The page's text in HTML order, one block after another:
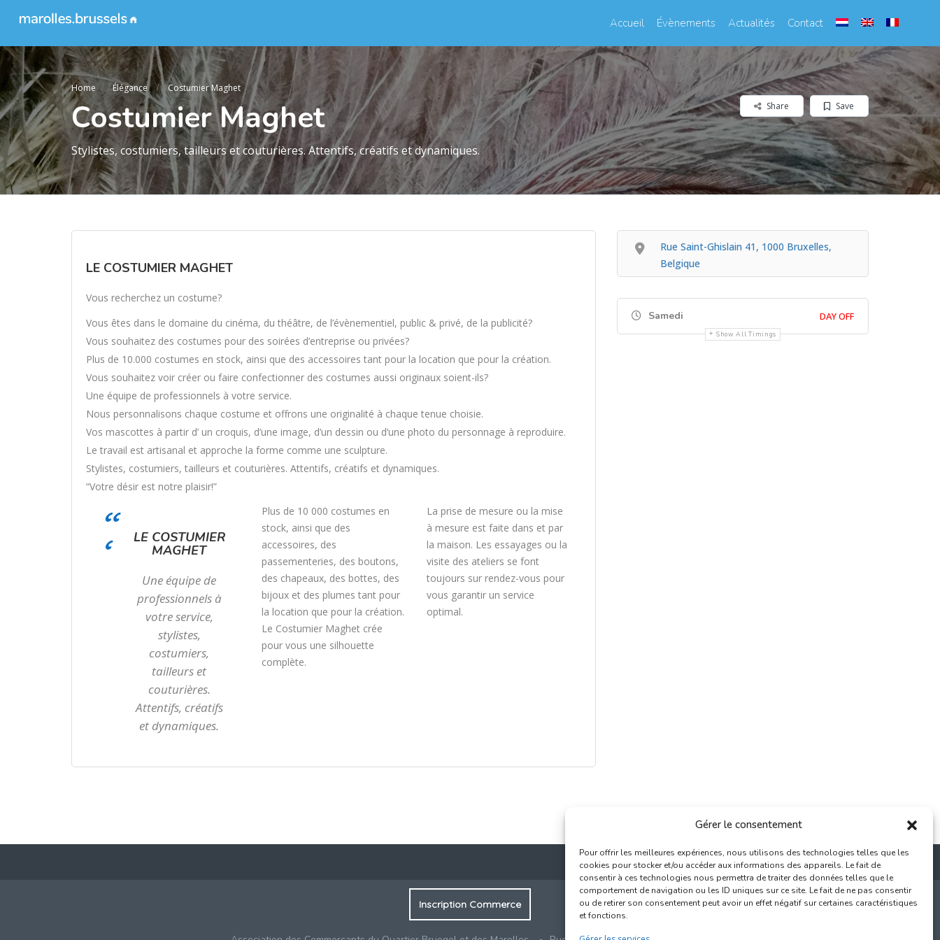
Gérer le consentement
Pour offrir les meilleures expériences, nous utilisons des technologies telles que les
cookies pour stocker et/ou accéder aux informations des appareils. Le fait de
consentir à ces technologies nous permettra de traiter des données telles que le
comportement de navigation ou les ID uniques sur ce site. Le fait de ne pas consentir
ou de retirer son consentement peut avoir un effet négatif sur certaines caractéristiques
et fonctions.
Accueil Évènements Actualités Contact
Home Élégance Costumier Maghet
Costumier Maghet
Stylistes, costumiers, tailleurs et couturières. Attentifs, créatifs et dynamiques.
Save
Share
LE COSTUMIER MAGHET
Vous recherchez un costume?
Vous êtes dans le domaine du cinéma, du théâtre, de l’évènementiel, public & privé, de la publicité?
Vous souhaitez des costumes pour des soirées d’entreprise ou privées?
Plus de 10.000 costumes en stock, ainsi que des accessoires tant pour la location que pour la création.
Vous souhaitez voir créer ou faire confectionner des costumes aussi originaux soient-ils?
Une équipe de professionnels à votre service.
Nous personnalisons chaque costume et offrons une originalité à chaque tenue choisie.
Vos mascottes à partir d’ un croquis, d’une image, d’un dessin ou d’une photo du personnage à reproduire.
Le travail est artisanal et approche la forme comme une sculpture.
Stylistes, costumiers, tailleurs et couturières. Attentifs, créatifs et dynamiques.
“Votre désir est notre plaisir!”
LE COSTUMIER
MAGHET
Une équipe de
professionnels à
votre service,
stylistes,
costumiers,
tailleurs et
couturières.
Attentifs, créatifs
et dynamiques.
Plus de 10 000 costumes en
stock, ainsi que des
accessoires, des
passementeries, des boutons,
des chapeaux, des bottes, des
bijoux et des plumes tant pour
la location que pour la création.
Le Costumier Maghet crée
pour vous une silhouette
complète.
La prise de mesure ou la mise
à mesure est faite dans et par
la maison. Les essayages ou la
visite des ateliers se font
toujours sur rendez-vous pour
vous garantir un service
optimal.
Rue Saint-Ghislain 41, 1000 Bruxelles,
Belgique
Samedi DAY OFF
Show All Timings
Inscription Commerce